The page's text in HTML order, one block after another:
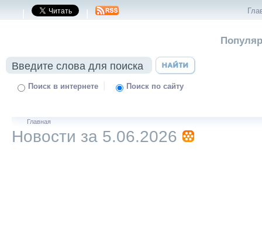
| |
Поиск в интернете | Поиск по сайту
Главная
Новости за 5.06.2026